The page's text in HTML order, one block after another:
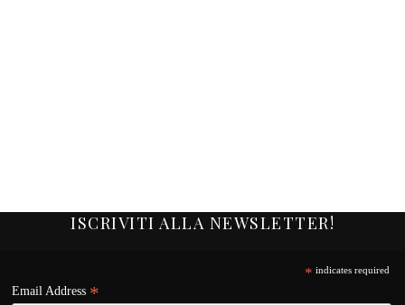
ISCRIVITI ALLA NEWSLETTER!
* indicates required
Email Address *